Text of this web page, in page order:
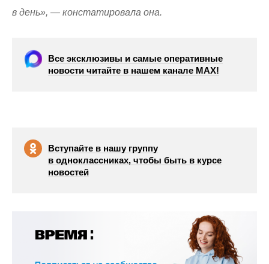
в день», — констатировала она.
Все эксклюзивы и самые оперативные
новости читайте в нашем канале МАХ!
Вступайте в нашу группу
в одноклассниках, чтобы быть в курсе
новостей